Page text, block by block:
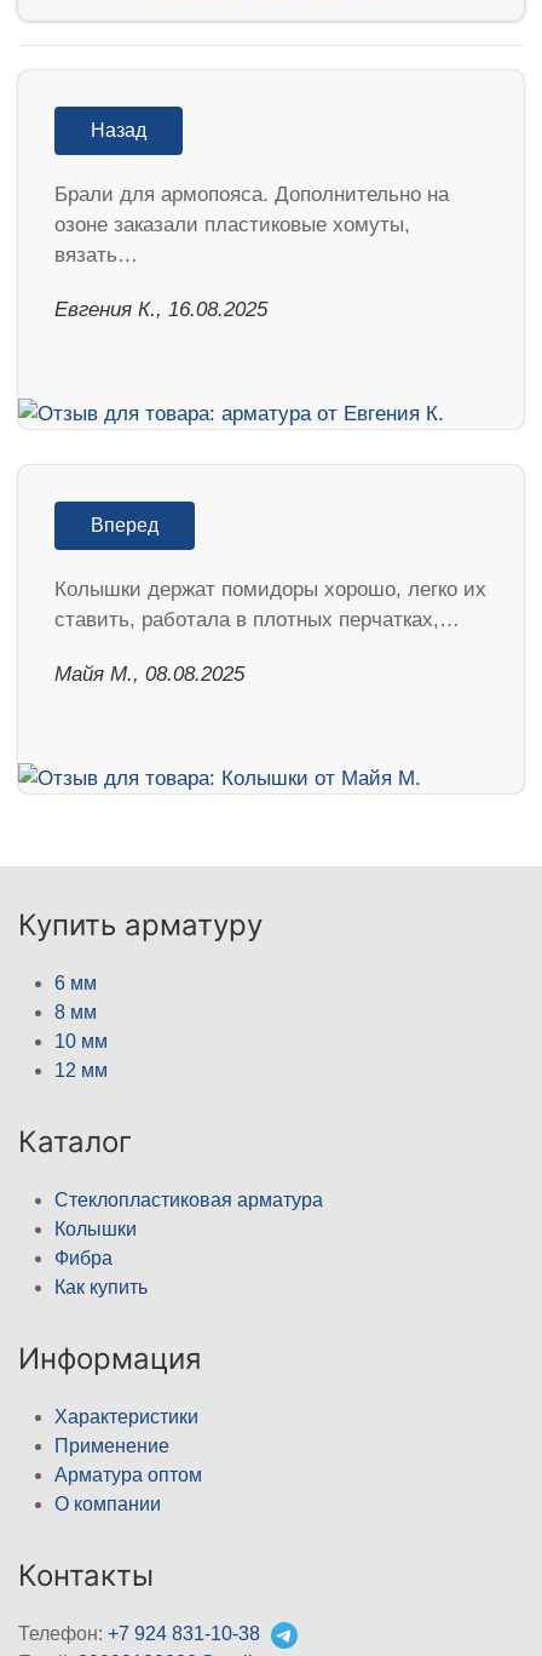
Назад
Брали для армопояса. Дополнительно на
озоне заказали пластиковые хомуты,
вязать…
Евгения К., 16.08.2025
Вперед
Колышки держат помидоры хорошо, легко их
ставить, работала в плотных перчатках,…
Майя М., 08.08.2025
Купить арматуру
6 мм
8 мм
10 мм
12 мм
Каталог
Стеклопластиковая арматура
Колышки
Фибра
Как купить
Информация
Характеристики
Применение
Арматура оптом
О компании
Контакты
Телефон: +7 924 831-10-38